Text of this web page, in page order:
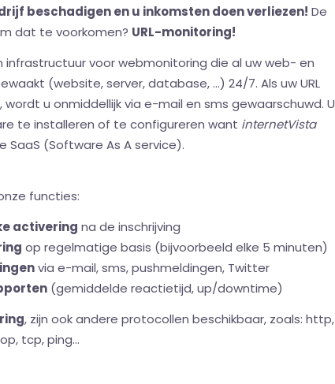
beschadigen en u inkomsten doen verliezen! De
dat te voorkomen? URL-monitoring!
infrastructuur voor webmonitoring die al uw web- en
(website, server, database, ...) 24/7. Als uw URL
wordt u onmiddellijk via e-mail en sms gewaarschuwd. U
te installeren of te configureren want internetVista
SaaS (Software As A service).
functies:
activering na de inschrijving
op regelmatige basis (bijvoorbeeld elke 5 minuten)
via e-mail, sms, pushmeldingen, Twitter
(gemiddelde reactietijd, up/downtime)
, zijn ook andere protocollen beschikbaar, zoals: http,
tcp, ping...